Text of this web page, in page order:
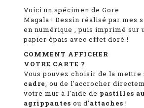
Voici un spécimen de Gore
Magala ! Dessin réalisé par mes
en numérique
, puis imprimé sur
papier épais avec effet doré !
COMMENT AFFICHER
VOTRE CARTE ?
Vous pouvez choisir de la mettre
cadre , ou de l'accrocher
votre mur à l'aide de pastilles
agrippantes ou d'attaches !